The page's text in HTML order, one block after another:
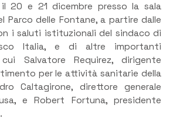
20 e 21 dicembre presso la sala
Parco delle Fontane, a partire dalle
i saluti istituzionali del sindaco di
Italia, e di altre importanti
Salvatore Requirez, dirigente
per le attività sanitarie della
Caltagirone, direttore generale
e Robert Fortuna, presidente